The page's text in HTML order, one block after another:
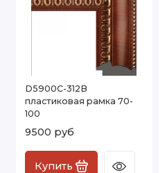
D5900C-312B
пластиковая рамка 70-
100
9500 руб
Купить